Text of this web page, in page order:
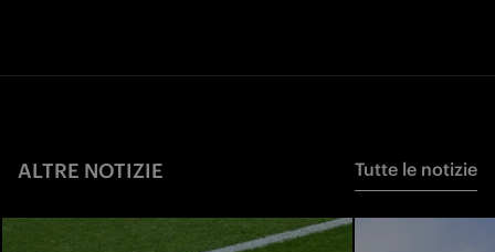
ALTRE NOTIZIE Tutte le notizie